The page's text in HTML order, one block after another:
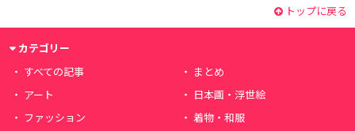
トップに戻る
カテゴリー
すべての記事
まとめ
アート
日本画・浮世絵
ファッション
着物・和服